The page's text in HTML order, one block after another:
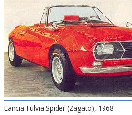
Lancia Fulvia Spider (Zagato), 1968